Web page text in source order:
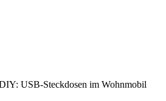
USB-Steckdosen im Wohnmobil